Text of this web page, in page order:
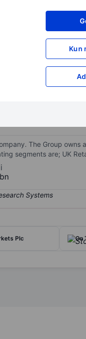
Kun
The Group
segments are; UK
Plc On